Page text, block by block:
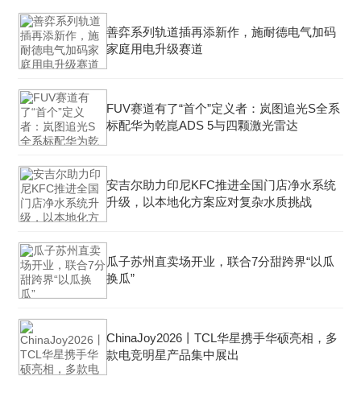
善弈系列轨道插再添新作，施耐德电气加码
家庭用电升级赛道
FUV赛道有了“首个”定义者：岚图追光S全系
标配华为乾崑ADS 5与四颗激光雷达
安吉尔助力印尼KFC推进全国门店净水系统
升级，以本地化方案应对复杂水质挑战
瓜子苏州直卖场开业，联合7分甜跨界“以瓜
换瓜”
ChinaJoy2026丨TCL华星携手华硕亮相，多
款电竞明星产品集中展出